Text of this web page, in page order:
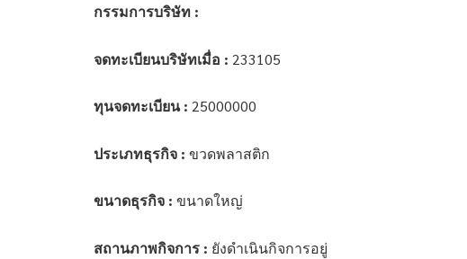
กรรมการบริษัท :
จดทะเบียนบริษัทเมื่อ : 233105
ทุนจดทะเบียน : 25000000
ประเภทธุรกิจ : ขวดพลาสติก
ขนาดธุรกิจ : ขนาดใหญ่
สถานภาพกิจการ : ยังดำเนินกิจการอยู่